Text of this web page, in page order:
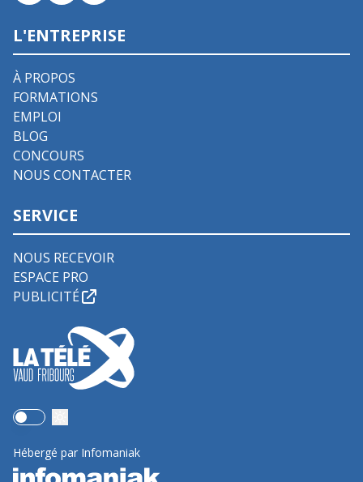
L'ENTREPRISE
À PROPOS
FORMATIONS
EMPLOI
BLOG
CONCOURS
NOUS CONTACTER
SERVICE
NOUS RECEVOIR
ESPACE PRO
PUBLICITÉ
Use setting
Hébergé par Infomaniak